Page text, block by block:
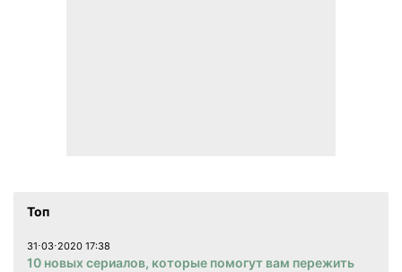
Топ
31⋅03⋅2020 17:38
10 новых сериалов, которые помогут вам пережить